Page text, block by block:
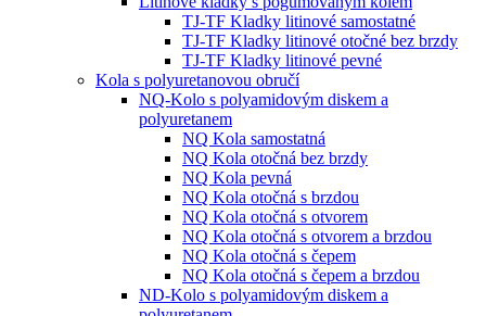
TJ-TF Kladky litinové samostatné
TJ-TF Kladky litinové otočné bez brzdy
TJ-TF Kladky litinové pevné
Kola s polyuretanovou obručí
NQ-Kolo s polyamidovým diskem a
polyuretanem
NQ Kola samostatná
NQ Kola otočná bez brzdy
NQ Kola pevná
NQ Kola otočná s brzdou
NQ Kola otočná s otvorem
NQ Kola otočná s otvorem a brzdou
NQ Kola otočná s čepem
NQ Kola otočná s čepem a brzdou
ND-Kolo s polyamidovým diskem a